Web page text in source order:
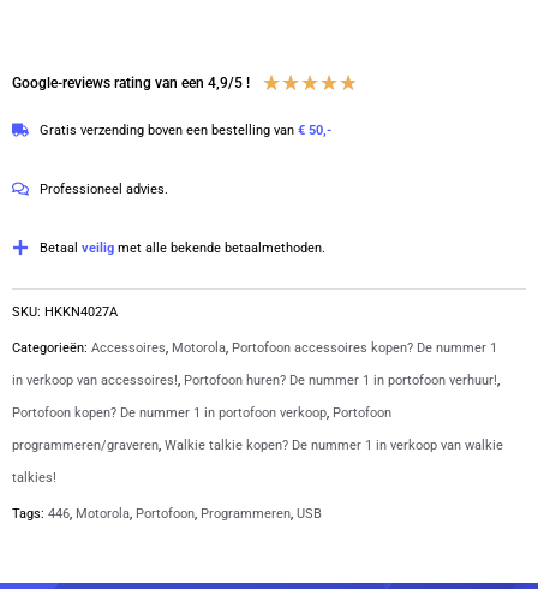
HKKN4027A
Google-reviews rating van een 4,9/5 ! ★★★★★
Gratis verzending boven een bestelling van € 50,-
Professioneel advies.
Betaal veilig met alle bekende betaalmethoden.
SKU: HKKN4027A
Categorieën: Accessoires, Motorola, Portofoon accessoires kopen? De nummer 1
in verkoop van accessoires!, Portofoon huren? De nummer 1 in portofoon verhuur!,
Portofoon kopen? De nummer 1 in portofoon verkoop, Portofoon
programmeren/graveren, Walkie talkie kopen? De nummer 1 in verkoop van walkie
talkies!
Tags: 446, Motorola, Portofoon, Programmeren, USB